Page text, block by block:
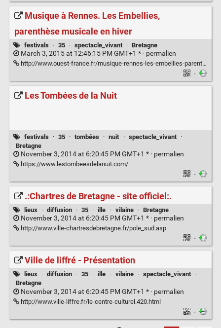
Musique à Rennes. Les Embellies,
parenthèse musicale en hiver
festivals · 35 · spectacle_vivant · Bretagne
March 3, 2015 at 12:46:15 PM GMT+1 * · permalien
http://www.ouest-france.fr/musique-rennes-les-embellies-parenthese-musicale-en-hiver-3225045
·
Les Tombées de la Nuit
festivals · 35 · tombées · nuit · spectacle_vivant
·
Bretagne
November 3, 2014 at 6:20:45 PM GMT+1 * · permalien
https://www.lestombeesdelanuit.com/
·
.:Chartres de Bretagne - site officiel:.
lieux · diffusion · 35 · ille · vilaine · Bretagne
November 3, 2014 at 6:20:45 PM GMT+1 * · permalien
http://www.ville-chartresdebretagne.fr/pole_sud.asp
·
Ville de liffré - Présentation
lieux · diffusion · 35 · ille · vilaine · spectacle_vivant
·
Bretagne
November 3, 2014 at 6:20:45 PM GMT+1 * · permalien
http://www.ville-liffre.fr/le-centre-culturel.420.html
·